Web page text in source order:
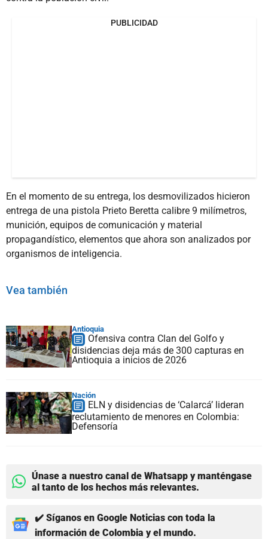
PUBLICIDAD
En el momento de su entrega, los desmovilizados hicieron
entrega de una pistola Prieto Beretta calibre 9 milímetros,
munición, equipos de comunicación y material
propagandístico, elementos que ahora son analizados por
organismos de inteligencia.
Vea también
Antioquia
Ofensiva contra Clan del Golfo y
disidencias deja más de 300 capturas en
Antioquia a inicios de 2026
Nación
ELN y disidencias de ‘Calarcá’ lideran
reclutamiento de menores en Colombia:
Defensoría
Únase a nuestro canal de Whatsapp y manténgase
al tanto de los hechos más relevantes.
✔️ Síganos en Google Noticias con toda la
información de Colombia y el mundo.